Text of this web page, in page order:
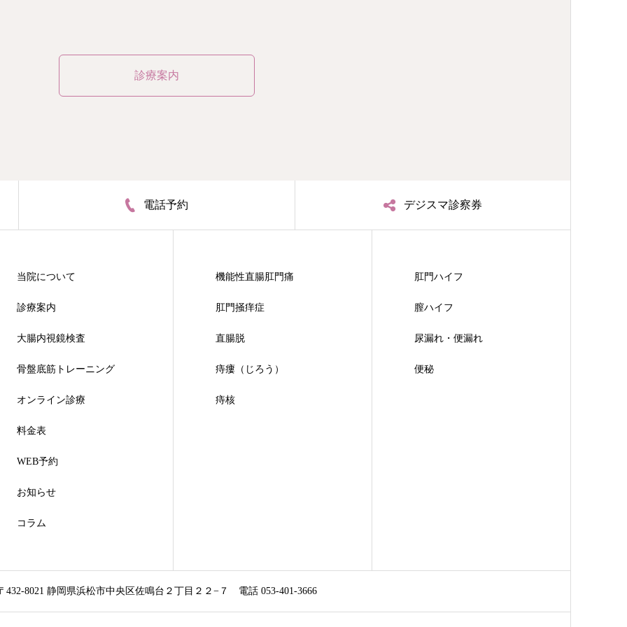
診療案内
電話予約 デジスマ診察券
当院について
診療案内
大腸内視鏡検査
骨盤底筋トレーニング
オンライン診療
料金表
WEB予約
お知らせ
コラム
機能性直腸肛門痛
肛門掻痒症
直腸脱
痔瘻（じろう）
痔核
肛門ハイフ
膣ハイフ
尿漏れ・便漏れ
便秘
432-8021 静岡県浜松市中央区佐鳴台２丁目２２−７ 電話 053-401-3666